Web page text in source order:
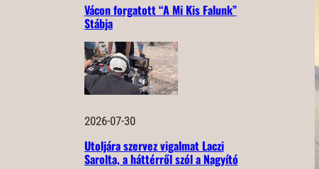
Vácon forgatott “A Mi Kis Falunk”
Stábja
2026-07-30
Utoljára szervez vigalmat Laczi
Sarolta, a háttérről szól a Nagyító